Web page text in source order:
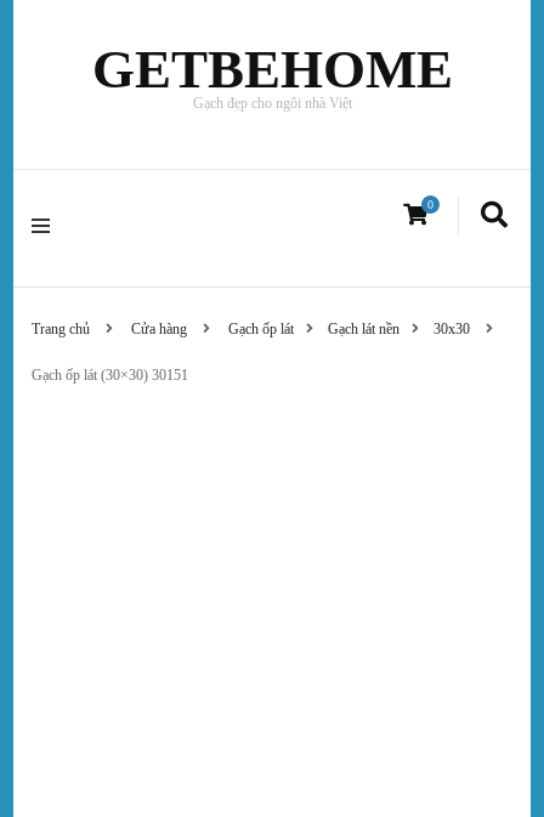
GETBEHOME
Gạch đẹp cho ngôi nhà Việt
0
Trang chủ Cửa hàng Gạch ốp lát Gạch lát nền 30x30
Gạch ốp lát (30×30) 30151